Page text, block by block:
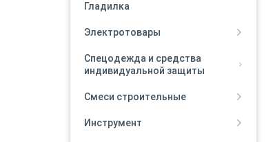
Гладилка
Электротовары
Спецодежда и средства
индивидуальной защиты
Смеси строительные
Инструмент